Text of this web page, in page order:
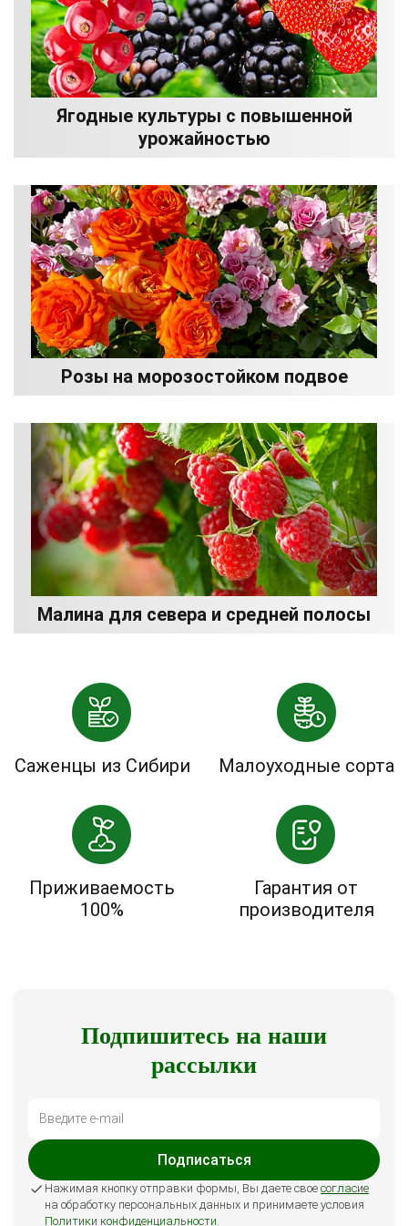
Ягодные культуры с повышенной
урожайностью
Розы на морозостойком подвое
Малина для севера и средней полосы
Саженцы из Сибири Малоуходные сорта
Приживаемость
100%
Гарантия от
производителя
Подпишитесь на наши
рассылки
Подписаться
Нажимая кнопку отправки формы, Вы даете свое согласие
на обработку персональных данных и принимаете условия
Политики конфиденциальности.